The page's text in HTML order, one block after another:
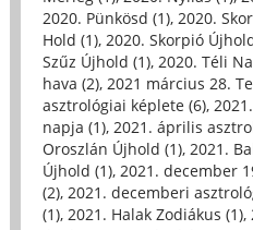
2020. Pünkösd (1), 2020.
Hold (1), 2020. Skorpió
Szűz Újhold (1), 2020. Téli
hava (2), 2021 március 28.
asztrológiai képlete (6),
napja (1), 2021. április
Oroszlán Újhold (1), 2021.
Újhold (1), 2021. december
(2), 2021. decemberi
(1), 2021. Halak Zodiákus (1),